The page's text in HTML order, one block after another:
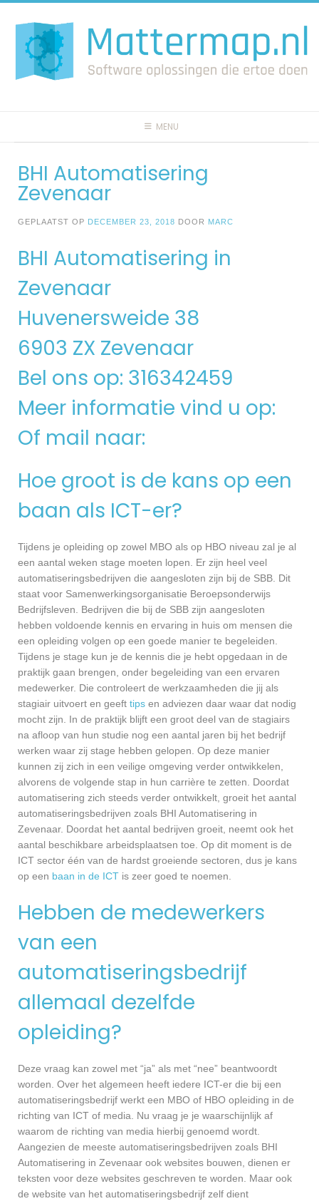
naar
inhoud
MENU
BHI Automatisering
Zevenaar
GEPLAATST OP DECEMBER 23, 2018 DOOR MARC
BHI Automatisering in
Zevenaar
Huvenersweide 38
6903 ZX Zevenaar
Bel ons op: 316342459
Meer informatie vind u op:
Of mail naar:
Hoe groot is de kans op een
baan als ICT-er?
Tijdens je opleiding op zowel MBO als op HBO niveau zal je al
een aantal weken stage moeten lopen. Er zijn heel veel
automatiseringsbedrijven die aangesloten zijn bij de SBB. Dit
staat voor Samenwerkingsorganisatie Beroepsonderwijs
Bedrijfsleven. Bedrijven die bij de SBB zijn aangesloten
hebben voldoende kennis en ervaring in huis om mensen die
een opleiding volgen op een goede manier te begeleiden.
Tijdens je stage kun je de kennis die je hebt opgedaan in de
praktijk gaan brengen, onder begeleiding van een ervaren
medewerker. Die controleert de werkzaamheden die jij als
stagiair uitvoert en geeft tips en adviezen daar waar dat nodig
mocht zijn. In de praktijk blijft een groot deel van de stagiairs
na afloop van hun studie nog een aantal jaren bij het bedrijf
werken waar zij stage hebben gelopen. Op deze manier
kunnen zij zich in een veilige omgeving verder ontwikkelen,
alvorens de volgende stap in hun carrière te zetten. Doordat
automatisering zich steeds verder ontwikkelt, groeit het aantal
automatiseringsbedrijven zoals BHI Automatisering in
Zevenaar. Doordat het aantal bedrijven groeit, neemt ook het
aantal beschikbare arbeidsplaatsen toe. Op dit moment is de
ICT sector één van de hardst groeiende sectoren, dus je kans
op een baan in de ICT is zeer goed te noemen.
Hebben de medewerkers
van een
automatiseringsbedrijf
allemaal dezelfde
opleiding?
Deze vraag kan zowel met “ja” als met “nee” beantwoordt
worden. Over het algemeen heeft iedere ICT-er die bij een
automatiseringsbedrijf werkt een MBO of HBO opleiding in de
richting van ICT of media. Nu vraag je je waarschijnlijk af
waarom de richting van media hierbij genoemd wordt.
Aangezien de meeste automatiseringsbedrijven zoals BHI
Automatisering in Zevenaar ook websites bouwen, dienen er
teksten voor deze websites geschreven te worden. Maar ook
de website van het automatiseringsbedrijf zelf dient